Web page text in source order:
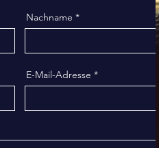
Nachname
E-Mail-Adresse